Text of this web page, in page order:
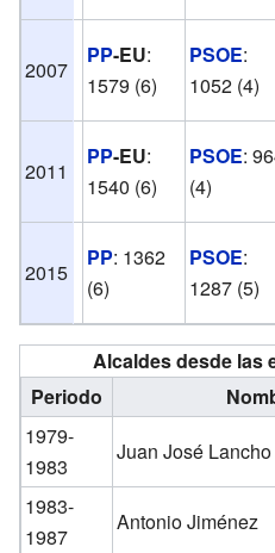
2007
PP-EU:
1579 (6)
PSOE:
1052 (4)
2011
PP-EU:
1540 (6)
PSOE:
(4)
2015
PP: 1362
(6)
PSOE:
1287 (5)
Alcaldes desde las
Periodo
1979-
1983
Juan José Lancho
1983-
1987
Antonio Jiménez